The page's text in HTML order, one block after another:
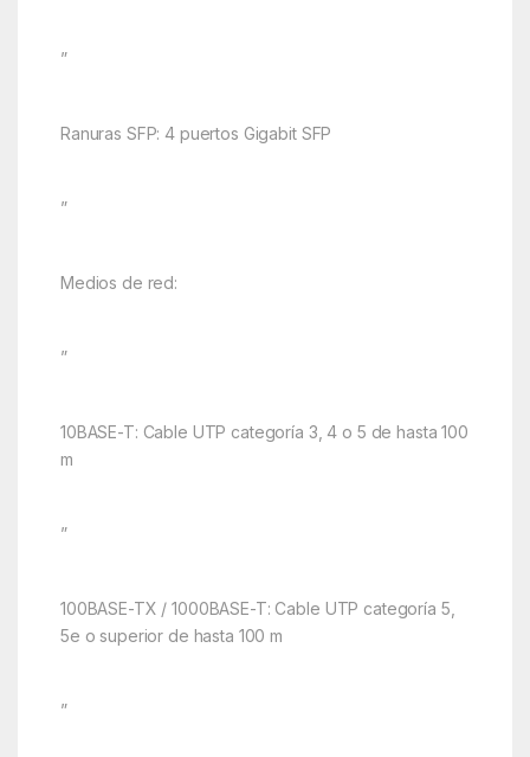
”
Ranuras SFP: 4 puertos Gigabit SFP
”
Medios de red:
”
10BASE-T: Cable UTP categoría 3, 4 o 5 de hasta 100
m
”
100BASE-TX / 1000BASE-T: Cable UTP categoría 5,
5e o superior de hasta 100 m
”